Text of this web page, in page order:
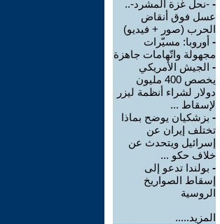
- -نحل غزة المشرد-..
عسل فوق أنقاض
الحرب (صور + فيديو)
- أوروبا: مسيّرات
مجهولة واتّهامات جاهزة
- الجيش الأمريكي
يخصص 400 مليون
دولار لشراء أنظمة ليزر
لإسقاط ...
- بزشكيان يوضح بماذا
تختلف إيران عن
إسرائيل ويتحدث عن
خلاف حكو ...
- بولندا تدعو إلى
إسقاط الصواريخ
الروسية
المزيد.....